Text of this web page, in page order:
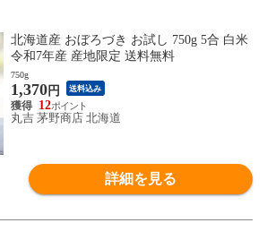
北海道産 おぼろづき お試し 750g 5合 白米
令和7年産 産地限定 送料無料
750g
1,370円 送料込み
12
丸吉 茅野商店 北海道
詳細を見る